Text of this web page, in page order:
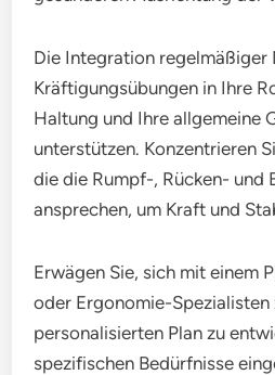
Die Integration regelmäßiger
Kräftigungsübungen in Ihre
Haltung und Ihre allgemeine
unterstützen. Konzentrieren
die die Rumpf-, Rücken- und
ansprechen, um Kraft und
Erwägen Sie, sich mit einem
oder Ergonomie-Spezialisten
personalisierten Plan zu
spezifischen Bedürfnisse